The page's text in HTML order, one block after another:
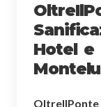
Hotel
OltreIlPonte